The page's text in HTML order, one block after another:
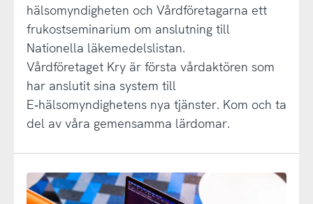
hälsomyndigheten och Vårdföretagarna ett
frukostseminarium om anslutning till
Nationella läkemedelslistan.
Vårdföretaget Kry är första vårdaktören som
har anslutit sina system till
E‑hälsomyndighetens nya tjänster. Kom och ta
del av våra gemensamma lärdomar.